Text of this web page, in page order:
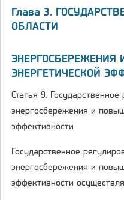
Глава 3.
ОБЛАСТИ
ЭНЕРГОСБЕРЕЖЕНИЯ
ЭНЕРГЕТИЧЕСКОЙ
Статья 9.
энергосбережения и
эффективности
Государственное
энергосбережения и
эффективности